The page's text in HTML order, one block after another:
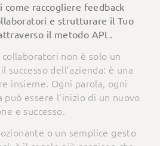
come raccogliere feedback
e strutturare il Tuo
il metodo APL.
non è solo un
successo dell’azienda: è una
insieme. Ogni parola, ogni
può essere l’inizio di un nuovo
e successo.
o un semplice gesto